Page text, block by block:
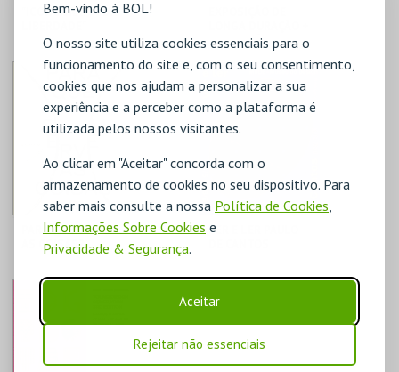
Bem-vindo à BOL!
O nosso site utiliza cookies essenciais para o
funcionamento do site e, com o seu consentimento,
cookies que nos ajudam a personalizar a sua
experiência e a perceber como a plataforma é
utilizada pelos nossos visitantes.
Ao clicar em "Aceitar" concorda com o
armazenamento de cookies no seu dispositivo. Para
saber mais consulte a nossa Política de Cookies,
Informações Sobre Cookies e
Privacidade & Segurança.
Aceitar
Rejeitar não essenciais
"ICONOGRAFIA DA
MUDE
MAIS INFO
COMPRAR
TEMPORÁRIAS
MUDE
MAIS INFO
COMPRAR
PARA QUE SERVEM
AS COISAS?
MUDE
VER E LER PAULO
MAIS INFO